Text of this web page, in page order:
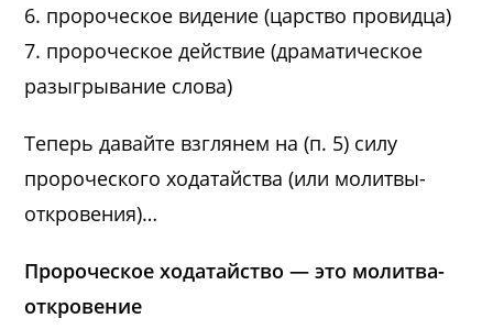
6. пророческое видение (царство провидца)
7. пророческое действие (драматическое
разыгрывание слова)
Теперь давайте взглянем на (п. 5) силу
пророческого ходатайства (или молитвы-
откровения)…
Пророческое ходатайство — это молитва-
откровение